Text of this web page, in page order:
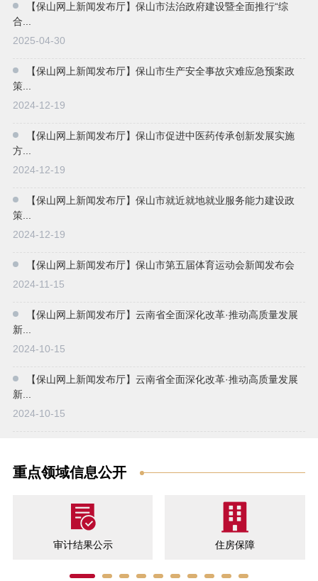
【保山网上新闻发布厅】保山市法治政府建设暨全面推行“综
合...
2025-04-30
【保山网上新闻发布厅】保山市生产安全事故灾难应急预案政
策...
2024-12-19
【保山网上新闻发布厅】保山市促进中医药传承创新发展实施
方...
2024-12-19
【保山网上新闻发布厅】保山市就近就地就业服务能力建设政
策...
2024-12-19
【保山网上新闻发布厅】保山市第五届体育运动会新闻发布会
2024-11-15
【保山网上新闻发布厅】云南省全面深化改革·推动高质量发展
新...
2024-10-15
【保山网上新闻发布厅】云南省全面深化改革·推动高质量发展
新...
2024-10-15
重点领域信息公开
审计结果公示 住房保障